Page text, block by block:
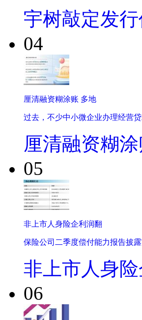
宇树敲定发
04
厘清融资糊涂账 多地
过去，不少中小微企业办理经营贷
厘清融资糊
05
非上市人身险企利润翻
保险公司二季度偿付能力报告披露
非上市人身
06